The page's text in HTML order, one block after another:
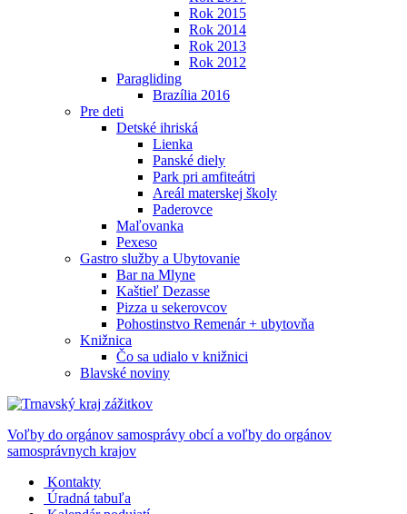
Rok 2015
Rok 2014
Rok 2013
Rok 2012
Paragliding
Brazília 2016
Pre deti
Detské ihriská
Lienka
Panské diely
Park pri amfiteátri
Areál materskej školy
Paderovce
Maľovanka
Pexeso
Gastro služby a Ubytovanie
Bar na Mlyne
Kaštieľ Dezasse
Pizza u sekerovcov
Pohostinstvo Remenár + ubytovňa
Knižnica
Čo sa udialo v knižnici
Blavské noviny
Voľby do orgánov samosprávy obcí a voľby do orgánov
samosprávnych krajov
Kontakty
Úradná tabuľa